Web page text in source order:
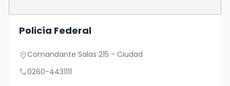
Policía Federal
location_onComandante Salas 215 - Ciudad
call0260-4431111